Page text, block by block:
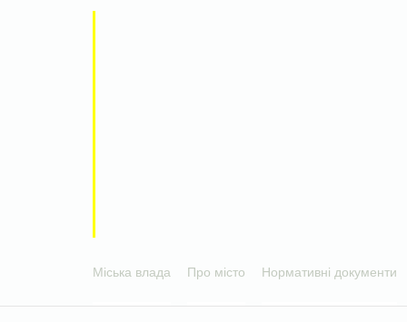
Міська влада Про місто Нормативні документи